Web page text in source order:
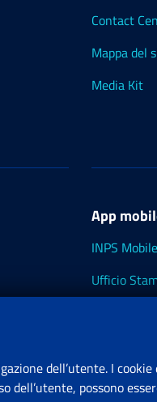
Contact
Mappa del
Media Kit
App
INPS Mobile
Ufficio
dell’utente. I
dell’utente, possono